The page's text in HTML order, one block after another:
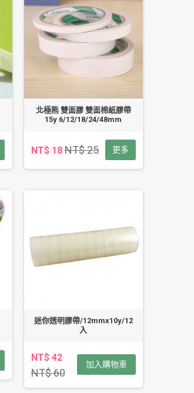
北極熊 雙面膠 雙面棉紙膠帶
15y 6/12/18/24/48mm
NT$ 18NT$ 25 更多
迷你透明膠帶/12mmx10y/12
入
NT$ 42
NT$ 60
加入購物車